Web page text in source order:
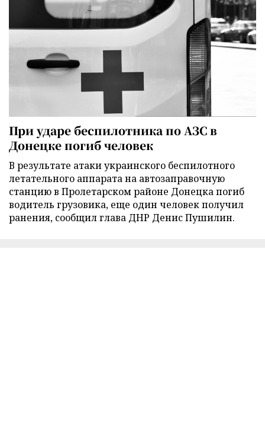
При ударе беспилотника по АЗС в
Донецке погиб человек
В результате атаки украинского беспилотного
летательного аппарата на автозаправочную
станцию в Пролетарском районе Донецка погиб
водитель грузовика, еще один человек получил
ранения, сообщил глава ДНР Денис Пушилин.